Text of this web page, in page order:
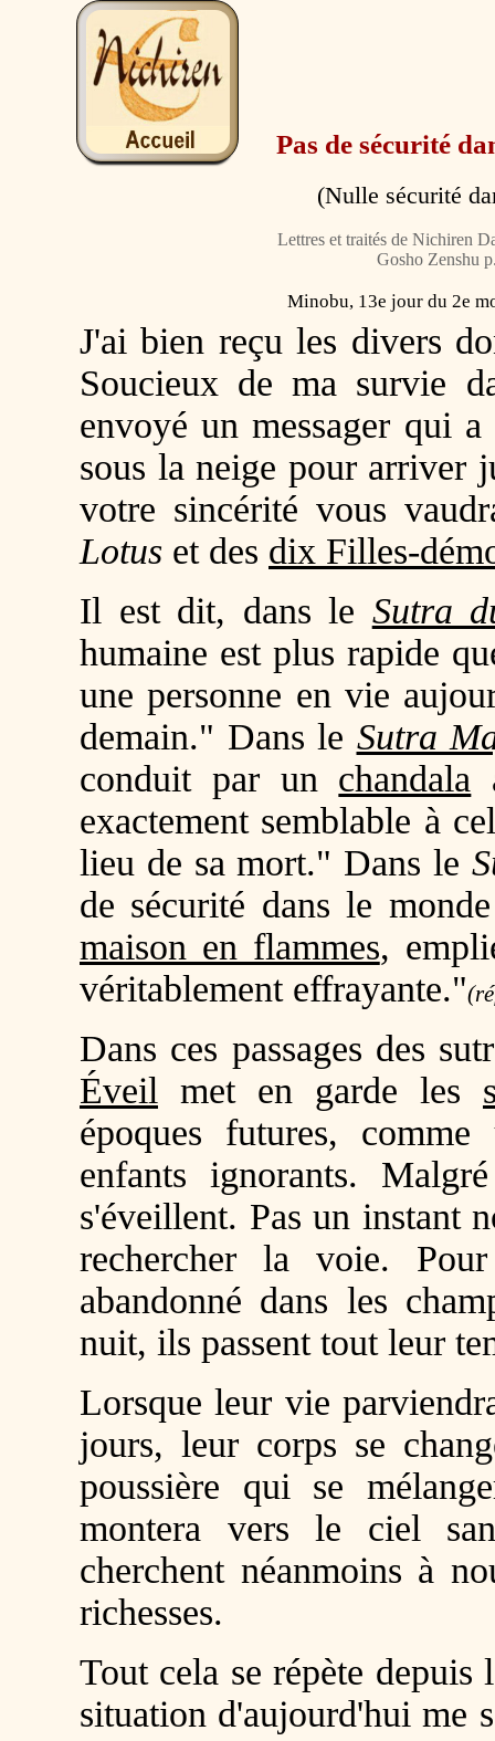
Pas de sécurité
(Nulle sécurité
Lettres et traités de Nichiren
Gosho Zenshu
Minobu, 13e jour du 2e
J'ai bien reçu les divers
Soucieux de ma survie
envoyé un messager qui
sous la neige pour arriver
votre sincérité vous
Lotus et des dix Filles-
Il est dit, dans le Sutra
humaine est plus rapide
une personne en vie
demain." Dans le Sutra
conduit par un chandala
exactement semblable à
lieu de sa mort." Dans le
de sécurité dans le
maison en flammes,
véritablement effrayante."
Dans ces passages des
Éveil met en garde les
époques futures,
enfants ignorants.
s'éveillent. Pas un instant
rechercher la voie.
abandonné dans les
nuit, ils passent tout leur
Lorsque leur vie
jours, leur corps se
poussière qui se
montera vers le ciel
cherchent néanmoins à
richesses.
Tout cela se répète depuis
situation d'aujourd'hui me